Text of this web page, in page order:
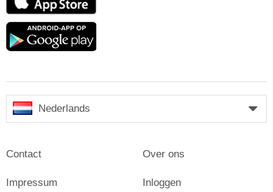
Google
Nederlands
Contact
Impressum
Over ons
Inloggen